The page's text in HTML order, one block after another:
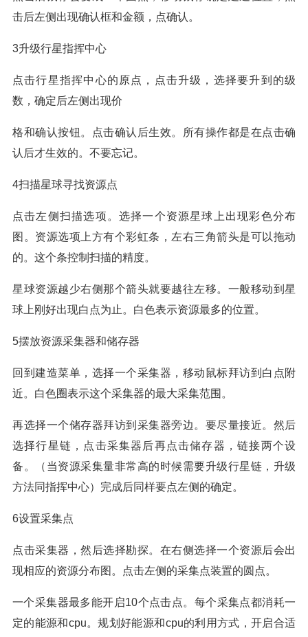
击后左侧出现确认框和金额，点确认。
3升级行星指挥中心
点击行星指挥中心的原点，点击升级，选择要升到的级
数，确定后左侧出现价
格和确认按钮。点击确认后生效。所有操作都是在点击确
认后才生效的。不要忘记。
4扫描星球寻找资源点
点击左侧扫描选项。选择一个资源星球上出现彩色分布
图。资源选项上方有个彩虹条，左右三角箭头是可以拖动
的。这个条控制扫描的精度。
星球资源越少右侧那个箭头就要越往左移。一般移动到星
球上刚好出现白点为止。白色表示资源最多的位置。
5摆放资源采集器和储存器
回到建造菜单，选择一个采集器，移动鼠标拜访到白点附
近。白色圈表示这个采集器的最大采集范围。
再选择一个储存器拜访到采集器旁边。要尽量接近。然后
选择行星链，点击采集器后再点击储存器，链接两个设
备。（当资源采集量非常高的时候需要升级行星链，升级
方法同指挥中心）完成后同样要点左侧的确定。
6设置采集点
点击采集器，然后选择勘探。在右侧选择一个资源后会出
现相应的资源分布图。点击左侧的采集点装置的圆点。
一个采集器最多能开启10个点击点。每个采集点都消耗一
定的能源和cpu。规划好能源和cpu的利用方式，开启合适